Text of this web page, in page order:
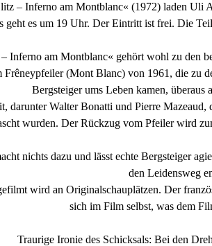
– Inferno am Montblanc« (1972) laden Uli
geht es um 19 Uhr. Der Eintritt ist frei. Die
Inferno am Montblanc« gehört wohl zu den
(Mont Blanc) von 1961, die zu
Bergsteiger ums Leben kamen, überaus
darunter Walter Bonatti und Pierre
wurden. Der Rückzug vom Pfeiler wird
nichts dazu und lässt echte Bergsteiger
den Leidensweg
wird an Originalschauplätzen. Der
sich im Film selbst, was dem
Traurige Ironie des Schicksals: Bei den